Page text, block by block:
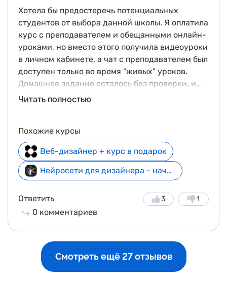
Хотела бы предостеречь потенциальных
студентов от выбора данной школы. Я оплатила
курс с преподавателем и обещанными онлайн-
уроками, но вместо этого получила видеоуроки
в личном кабинете, а чат с преподавателем был
доступен только во время "живых" уроков.
Домашнее задание осталось без проверки, и
попытки обратиться за поддержкой не привели
усугубило ситуацию. Рекомендую обращаться
в прокуратуру при подобных проблемах, так
как цепочка документов и договор-оферта
оставляют мало шансов на судебное
разбирательство. Будьте бдительны при
выборе образовательных учреждений.
Читать полностью
Похожие курсы
Веб-дизайнер + курс в подарок
Нейросети для дизайнера - начни бесплатно
Ответить
0 комментариев
1
3
Смотреть ещё 27 отзывов